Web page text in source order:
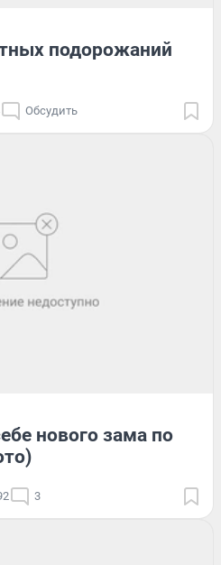
подорожаний
Обсудить
нового зама по
3